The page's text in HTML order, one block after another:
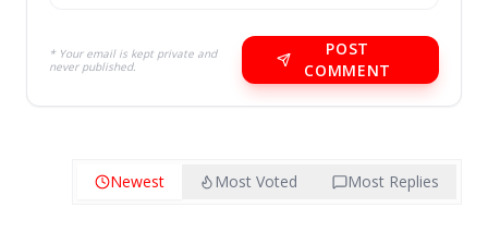
* Your email is kept private and
never published.
POST
COMMENT
Newest Most Voted Most Replies